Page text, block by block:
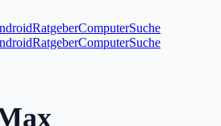
RatgeberComputerSuche
RatgeberComputerSuche